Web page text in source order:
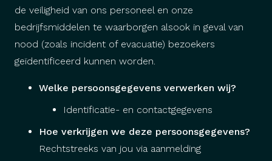
de veiligheid van ons personeel en onze
bedrijfsmiddelen te waarborgen alsook in geval van
nood (zoals incident of evacuatie) bezoekers
geïdentificeerd kunnen worden.
Welke persoonsgegevens verwerken wij?
Identificatie- en contactgegevens
Hoe verkrijgen we deze persoonsgegevens?
Rechtstreeks van jou via aanmelding